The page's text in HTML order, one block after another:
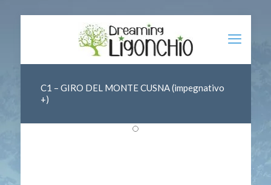
C1 – GIRO DEL MONTE CUSNA (impegnativo
+)